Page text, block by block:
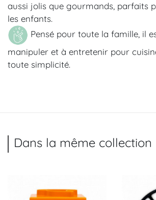
aussi jolis que gourmands, parfaits
les enfants.
Pensé pour toute la famille, il
manipuler et à entretenir pour
toute simplicité.
Dans la même collection